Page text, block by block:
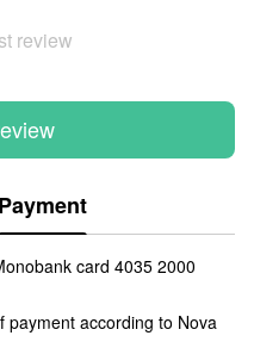
review
Payment
card 4035 2000
payment according to Nova